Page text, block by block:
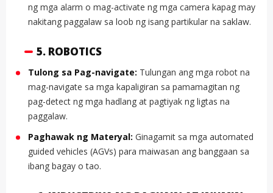
ng mga alarm o mag-activate ng mga camera kapag may
nakitang paggalaw sa loob ng isang partikular na saklaw.
5. ROBOTICS
Tulong sa Pag-navigate: Tulungan ang mga robot na
mag-navigate sa mga kapaligiran sa pamamagitan ng
pag-detect ng mga hadlang at pagtiyak ng ligtas na
paggalaw.
Paghawak ng Materyal: Ginagamit sa mga automated
guided vehicles (AGVs) para maiwasan ang banggaan sa
ibang bagay o tao.